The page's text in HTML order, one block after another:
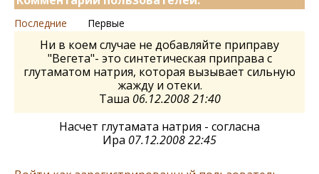
Последние Первые
Ни в коем случае не добавляйте приправу
"Вегета"- это синтетическая приправа с
глутаматом натрия, которая вызывает сильную
жажду и отеки.
Таша 06.12.2008 21:40
Насчет глутамата натрия - согласна
Ира 07.12.2008 22:45